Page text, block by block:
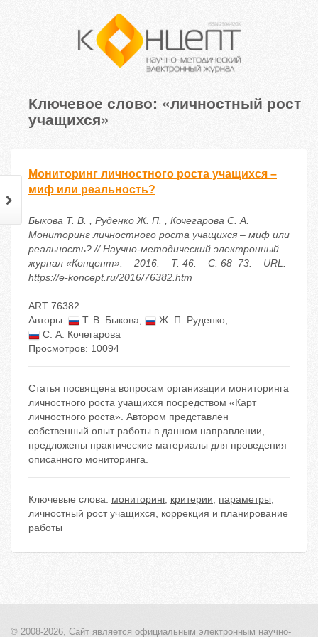
Ключевое слово: «личностный рост
учащихся»
Мониторинг личностного роста учащихся –
миф или реальность?
Быкова Т. В. , Руденко Ж. П. , Кочегарова С. А.
Мониторинг личностного роста учащихся – миф или
реальность? // Научно-методический электронный
журнал «Концепт». – 2016. – Т. 46. – С. 68–73. – URL:
https://e-koncept.ru/2016/76382.htm
ART 76382
Авторы:
Т. В. Быкова, Ж. П. Руденко,
С. А. Кочегарова
Просмотров: 10094
Статья посвящена вопросам организации мониторинга
личностного роста учащихся посредством «Карт
личностного роста». Автором представлен
собственный опыт работы в данном направлении,
предложены практические материалы для проведения
описанного мониторинга.
Ключевые слова: мониторинг, критерии, параметры,
личностный рост учащихся, коррекция и планирование
работы
© 2008-2026, Сайт является официальным электронным научно-